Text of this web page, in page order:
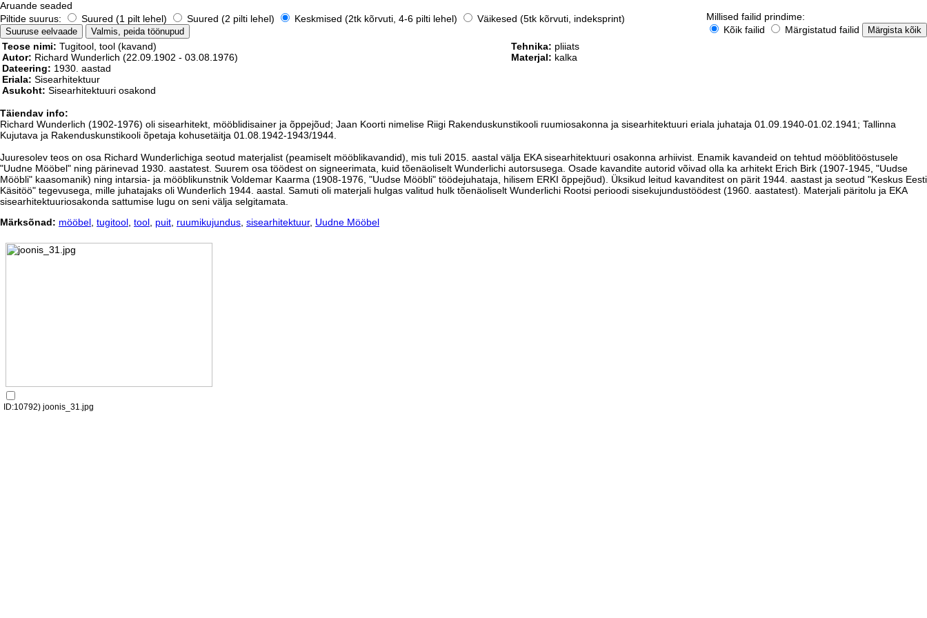
Aruande seaded
Piltide suurus:
Suured (1 pilt lehel) Suured (2 pilti lehel) Keskmised (2tk kõrvuti, 4-6 pilti lehel) Väikesed (5tk kõrvuti, indeksprint)
Millised failid prindime:
Kõik failid
Märgistatud failid
Teose nimi: Tugitool, tool (kavand)
Autor: Richard Wunderlich (22.09.1902 - 03.08.1976)
Dateering: 1930. aastad
Eriala: Sisearhitektuur
Asukoht: Sisearhitektuuri osakond
Tehnika: pliiats
Materjal: kalka
Täiendav info:
Richard Wunderlich (1902-1976) oli sisearhitekt, mööblidisainer ja õppejõud; Jaan Koorti nimelise Riigi Rakenduskunstikooli ruumiosakonna ja sisearhitektuuri eriala juhataja 01.09.1940-01.02.1941; Tallinna
Kujutava ja Rakenduskunstikooli õpetaja kohusetäitja 01.08.1942-1943/1944.
Juuresolev teos on osa Richard Wunderlichiga seotud materjalist (peamiselt mööblikavandid), mis tuli 2015. aastal välja EKA sisearhitektuuri osakonna arhiivist. Enamik kavandeid on tehtud mööblitööstusele
"Uudne Mööbel" ning pärinevad 1930. aastatest. Suurem osa töödest on signeerimata, kuid tõenäoliselt Wunderlichi autorsusega. Osade kavandite autorid võivad olla ka arhitekt Erich Birk (1907-1945, "Uudse
Mööbli" kaasomanik) ning intarsia- ja mööblikunstnik Voldemar Kaarma (1908-1976, "Uudse Mööbli" töödejuhataja, hilisem ERKI õppejõud). Üksikud leitud kavanditest on pärit 1944. aastast ja seotud "Keskus Eesti
Käsitöö" tegevusega, mille juhatajaks oli Wunderlich 1944. aastal. Samuti oli materjali hulgas valitud hulk tõenäoliselt Wunderlichi Rootsi perioodi sisekujundustöödest (1960. aastatest). Materjali päritolu ja EKA
sisearhitektuuriosakonda sattumise lugu on seni välja selgitamata.
Märksõnad: mööbel tugitool tool puit ruumikujundus sisearhitektuur, Uudne Mööbel
ID:10792) joonis_31.jpg